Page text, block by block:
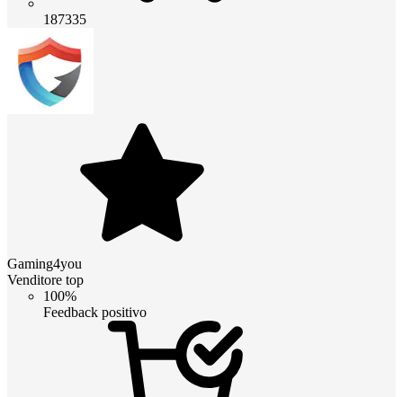
187335
Gaming4you
Venditore top
100%
Feedback positivo